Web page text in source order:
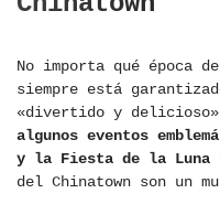
No importa qué época
siempre está
«divertido y delicioso»
algunos eventos
y la Fiesta de la Luna
del Chinatown son un